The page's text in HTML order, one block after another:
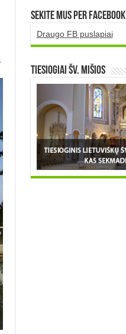
Sekite mus per Facebook
Draugo FB puslapiai
TIESIOGIAI šv. MIŠIOS